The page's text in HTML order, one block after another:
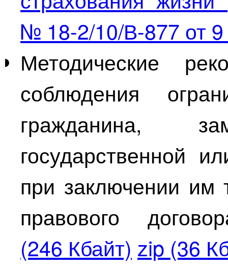
№ 18-2/10/В-877 от
Методические
соблюдения
гражданина,
государственной
при заключении им
правового
(246 Кбайт) zip (36